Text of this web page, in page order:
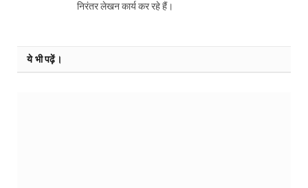
निरंतर लेखन कार्य कर रहे हैं।
ये भी पढ़ें।